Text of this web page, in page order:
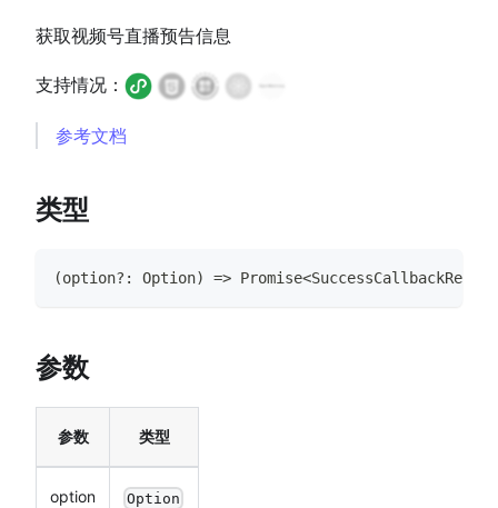
获取视频号直播预告信息
支持情况：
参考文档
类型
(option? : Option) => Promise<SuccessCallbackResult
参数
参数 类型
option Option